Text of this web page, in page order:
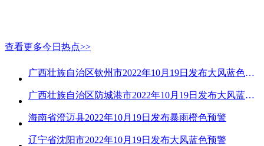
查看更多今日热点>>
广西壮族自治区钦州市2022年10月19日发布大风蓝色预警
广西壮族自治区防城港市2022年10月19日发布大风蓝色预警
海南省澄迈县2022年10月19日发布暴雨橙色预警
辽宁省沈阳市2022年10月19日发布大风蓝色预警